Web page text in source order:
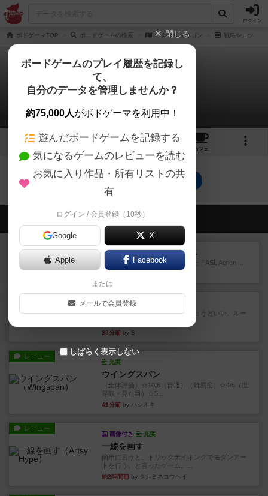
ログイン
ボドゲーマTOP ボードゲームの検索 いきなりドラゴン 戦略やコツ
いきなりドラゴン
0件の戦略やコツ
2
カフェ
いきなりドラゴンのトップに戻る
会員の新しい投稿
レビュー ASL アクションパック#1
1997年にAvalon Hill社が出版した『ASL Action ...
チャオチャオ
３～４人でわいわい遊ぶのにちょうどいい。ルー
38分前 by S
レビュー
充実
ウイングスパン
（全体評価）☆10/6（普通）（難易度）☆4/5（世
界観・見た目）☆5...
41分前 by ハシオキ
レビュー
画像付き 充実
一線を画す
簡単に言うと、トリックテイキングでモダンアー
トを行う、と言ったゲーム。...
約2時間前 by タカミネコウヘイ
閉じる
ボードゲームのプレイ履歴を記録し
て、
自分のデータを管理しませんか？
約75,000人がボドゲーマを利用中！
遊んだボードゲームを記録する
気になるゲームのレビューを読む
お気に入り作品・所有リストの共
有
ログイン / 会員登録（10秒）
Google X
Apple Facebook
または
メールで会員登録
しばらく表示しない